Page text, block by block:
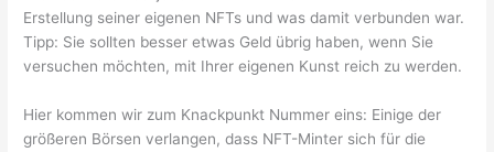
Erstellung seiner eigenen NFTs und was damit verbunden war.
Tipp: Sie sollten besser etwas Geld übrig haben, wenn Sie
versuchen möchten, mit Ihrer eigenen Kunst reich zu werden.
Hier kommen wir zum Knackpunkt Nummer eins: Einige der
größeren Börsen verlangen, dass NFT-Minter sich für die